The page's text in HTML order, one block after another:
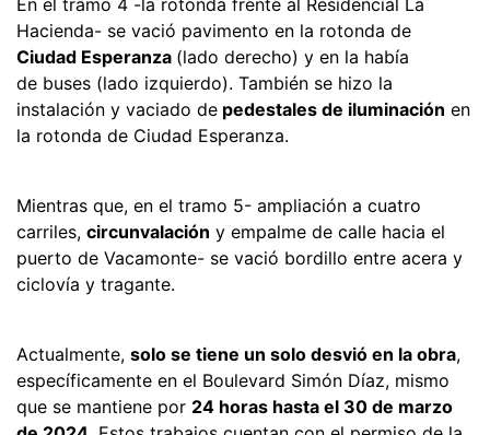
En el tramo 4 -la rotonda frente al Residencial La
Hacienda- se vació pavimento en la rotonda de
Ciudad Esperanza (lado derecho) y en la había
de buses (lado izquierdo). También se hizo la
instalación y vaciado de pedestales de iluminación en
la rotonda de Ciudad Esperanza.
Mientras que, en el tramo 5- ampliación a cuatro
carriles, circunvalación y empalme de calle hacia el
puerto de Vacamonte- se vació bordillo entre acera y
ciclovía y tragante.
Actualmente, solo se tiene un solo desvió en la obra,
específicamente en el Boulevard Simón Díaz, mismo
que se mantiene por 24 horas hasta el 30 de marzo